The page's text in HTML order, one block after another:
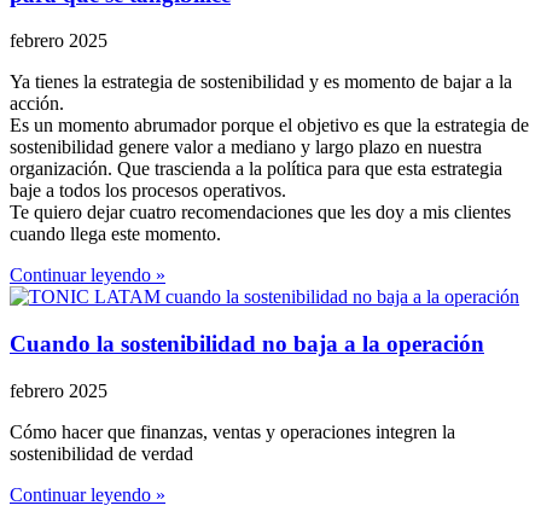
febrero 2025
Ya tienes la estrategia de sostenibilidad y es momento de bajar a la
acción.
Es un momento abrumador porque el objetivo es que la estrategia de
sostenibilidad genere valor a mediano y largo plazo en nuestra
organización. Que trascienda a la política para que esta estrategia
baje a todos los procesos operativos.
Te quiero dejar cuatro recomendaciones que les doy a mis clientes
cuando llega este momento.
Continuar leyendo »
Cuando la sostenibilidad no baja a la operación
febrero 2025
Cómo hacer que finanzas, ventas y operaciones integren la
sostenibilidad de verdad
Continuar leyendo »